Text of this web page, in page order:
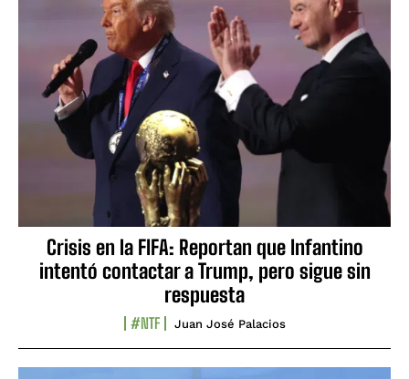
Crisis en la FIFA: Reportan que Infantino
intentó contactar a Trump, pero sigue sin
respuesta
#NTF Juan José Palacios